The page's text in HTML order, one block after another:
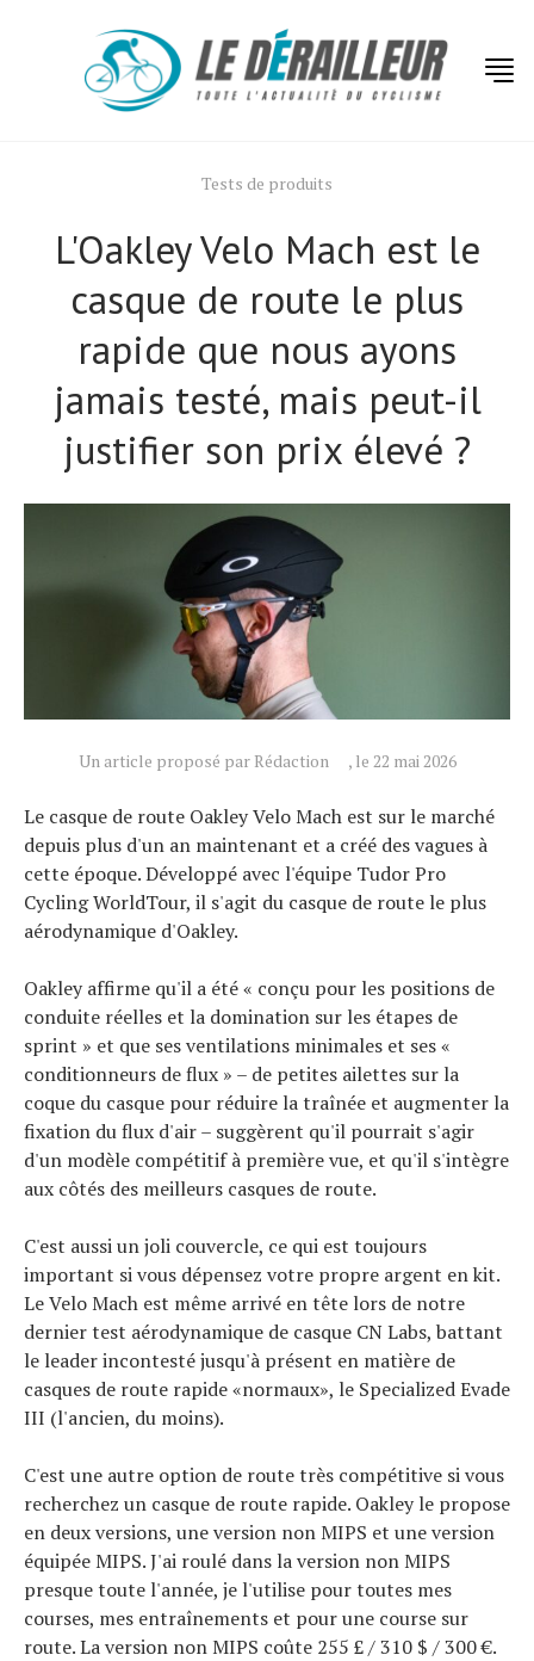
Tests de produits
L'Oakley Velo Mach est le
casque de route le plus
rapide que nous ayons
jamais testé, mais peut-il
justifier son prix élevé ?
Un article proposé par Rédaction , le 22 mai 2026
Le casque de route Oakley Velo Mach est sur le marché
depuis plus d'un an maintenant et a créé des vagues à
cette époque. Développé avec l'équipe Tudor Pro
Cycling WorldTour, il s'agit du casque de route le plus
aérodynamique d'Oakley.
Oakley affirme qu'il a été « conçu pour les positions de
conduite réelles et la domination sur les étapes de
sprint » et que ses ventilations minimales et ses «
conditionneurs de flux » – de petites ailettes sur la
coque du casque pour réduire la traînée et augmenter la
fixation du flux d'air – suggèrent qu'il pourrait s'agir
d'un modèle compétitif à première vue, et qu'il s'intègre
aux côtés des meilleurs casques de route.
C'est aussi un joli couvercle, ce qui est toujours
important si vous dépensez votre propre argent en kit.
Le Velo Mach est même arrivé en tête lors de notre
dernier test aérodynamique de casque CN Labs, battant
le leader incontesté jusqu'à présent en matière de
casques de route rapide «normaux», le Specialized Evade
III (l'ancien, du moins).
C'est une autre option de route très compétitive si vous
recherchez un casque de route rapide. Oakley le propose
en deux versions, une version non MIPS et une version
équipée MIPS. J'ai roulé dans la version non MIPS
presque toute l'année, je l'utilise pour toutes mes
courses, mes entraînements et pour une course sur
route. La version non MIPS coûte 255 £ / 310 $ / 300 €.